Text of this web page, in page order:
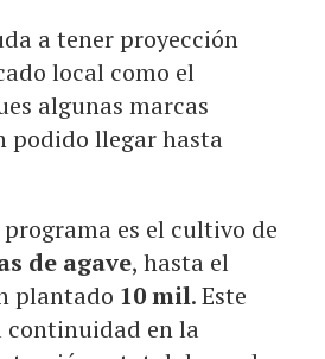
a tener proyección
local como el
algunas marcas
podido llegar hasta
es el cultivo de
de agave, hasta el
plantado 10 mil. Este
continuidad en la